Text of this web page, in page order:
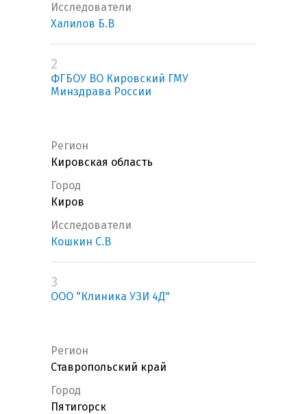
Исследователи
Халилов Б.В
2
ФГБОУ ВО Кировский ГМУ
Минздрава России
Регион
Кировская область
Город
Киров
Исследователи
Кошкин С.В
3
ООО "Клиника УЗИ 4Д"
Регион
Ставропольский край
Город
Пятигорск